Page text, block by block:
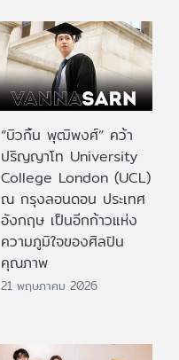
“บิวกิ้น พุฒิพงศ์” คว้า
ปริญญาโท University
College London (UCL)
ณ กรุงลอนดอน ประเทศ
อังกฤษ เป็นอีกก้าวแห่ง
ความภูมิใจของศิลปิน
คุณภาพ
21 พฤษภาคม 2026